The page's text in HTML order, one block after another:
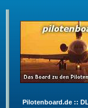
Pilotenboard.de ::